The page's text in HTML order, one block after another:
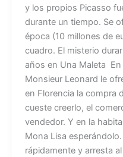
y los propios Picasso
durante un tiempo. Se
época (10 millones de
cuadro. El misterio
años en Una Maleta
Monsieur Leonard le
en Florencia la compra
cueste creerlo, el
vendedor. Y en la
Mona Lisa
rápidamente y arresta